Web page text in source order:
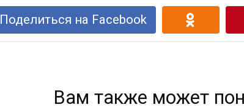
Поделиться на Facebook
Вам также может